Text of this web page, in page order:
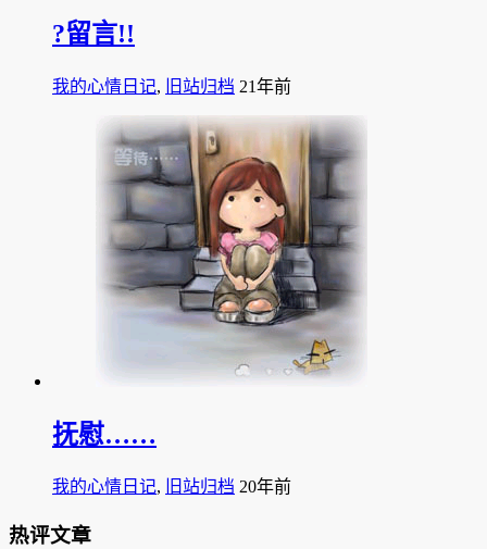
?留言!!
我的心情日记, 旧站归档 21年前
抚慰……
我的心情日记, 旧站归档 20年前
热评文章